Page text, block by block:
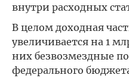
внутри расходных
В целом доходная
увеличивается на 1
них безвозмездные
федерального